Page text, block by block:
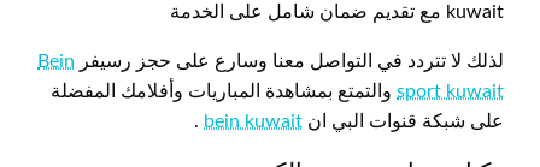
kuwait مع تقديم ضمان شامل على الخدمة
لذلك لا تتردد في التواصل معنا وسارع على حجز رسيفر Bein
sport kuwait والتمتع بمشاهدة المباريات وأفلامك المفضلة
على شبكة قنوات البي ان bein kuwait
.